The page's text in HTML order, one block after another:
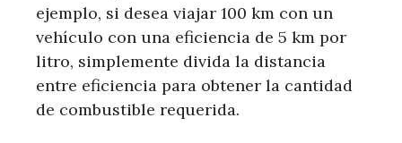
ejemplo, si desea viajar 100 km con un
vehículo con una eficiencia de 5 km por
litro, simplemente divida la distancia
entre eficiencia para obtener la cantidad
de combustible requerida.